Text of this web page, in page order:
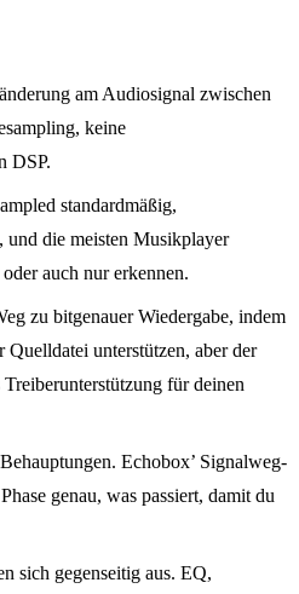
am Audiosignal zwischen
keine
DSP.
standardmäßig,
die meisten Musikplayer
auch nur erkennen.
zu bitgenauer Wiedergabe, indem
Quelldatei unterstützen, aber der
für deinen
Echobox’ Signalweg-
genau, was passiert, damit du
sich gegenseitig aus. EQ,